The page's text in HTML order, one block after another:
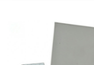
ausbauen
Amtsantritt von
Gewalt überschattet
Basketball-WM: